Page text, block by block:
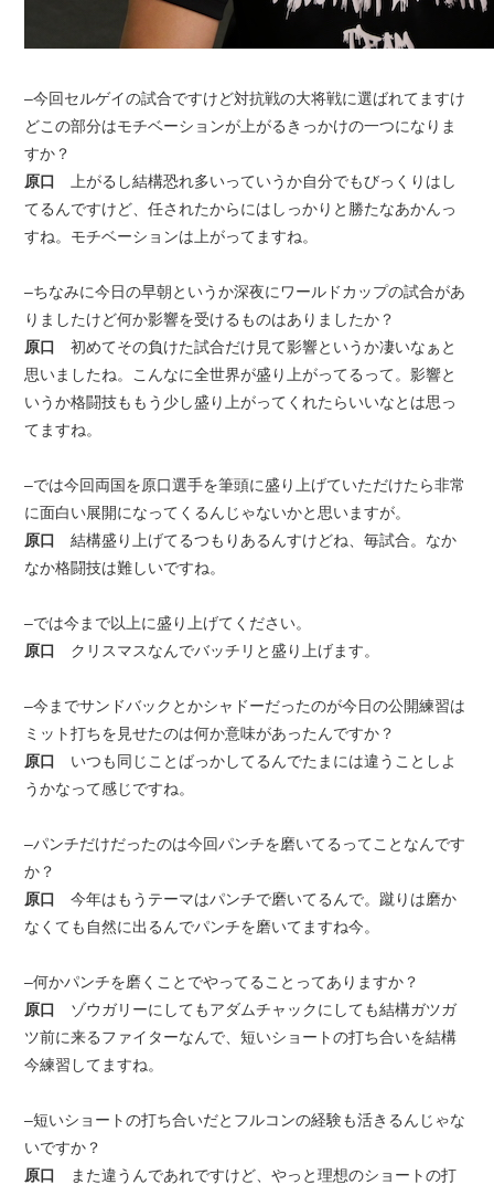
–今回セルゲイの試合ですけど対抗戦の大将戦に選ばれてますけ
どこの部分はモチベーションが上がるきっかけの一つになりま
すか？
原口
上がるし結構恐れ多いっていうか自分でもびっくりはし
てるんですけど、任されたからにはしっかりと勝たなあかんっ
すね。モチベーションは上がってますね。
–ちなみに今日の早朝というか深夜にワールドカップの試合があ
りましたけど何か影響を受けるものはありましたか？
原口初めてその負けた試合だけ見て影響というか凄いなぁと
思いましたね。こんなに全世界が盛り上がってるって。影響と
いうか格闘技ももう少し盛り上がってくれたらいいなとは思っ
てますね。
–では今回両国を原口選手を筆頭に盛り上げていただけたら非常
に面白い展開になってくるんじゃないかと思いますが。
原口結構盛り上げてるつもりあるんすけどね、毎試合。なか
なか格闘技は難しいですね。
–では今まで以上に盛り上げてください。
原口 クリスマスなんでバッチリと盛り上げます。
–今までサンドバックとかシャドーだったのが今日の公開練習は
ミット打ちを見せたのは何か意味があったんですか？
原口 いつも同じことばっかしてるんでたまには違うことしよ
うかなって感じですね。
–パンチだけだったのは今回パンチを磨いてるってことなんです
か？
原口今年はもうテーマはパンチで磨いてるんで。蹴りは磨か
なくても自然に出るんでパンチを磨いてますね今。
–何かパンチを磨くことでやってることってありますか？
原口 ゾウガリーにしてもアダムチャックにしても結構ガツガ
ツ前に来るファイターなんで、短いショートの打ち合いを結構
今練習してますね。
–短いショートの打ち合いだとフルコンの経験も活きるんじゃな
いですか？
原口
また違うんであれですけど、やっと理想のショートの打